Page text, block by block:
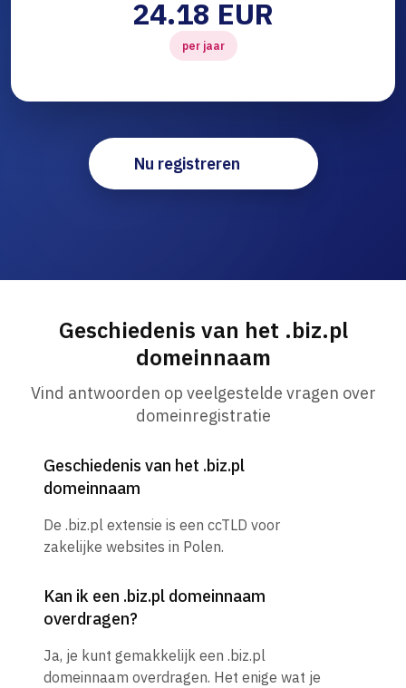
24.18 EUR
per jaar
Nu registreren
Geschiedenis van het .biz.pl
domeinnaam
Vind antwoorden op veelgestelde vragen over
domeinregistratie
Geschiedenis van het .biz.pl
domeinnaam
De .biz.pl extensie is een ccTLD voor
zakelijke websites in Polen.
Kan ik een .biz.pl domeinnaam
overdragen?
Ja, je kunt gemakkelijk een .biz.pl
domeinnaam overdragen. Het enige wat je